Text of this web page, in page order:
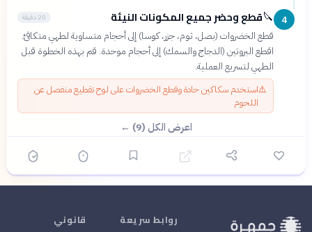
4
🔪قطع وحضر جميع المكونات النيئة 20 دقيقة
قطع الخضروات (بصل، ثوم، جزر، كوسا) إلى أحجام متساوية لطهي متكافئ.
اقطع البروتين (الدجاج والسمك) إلى أحجام موحدة. قم بهذه الخطوة قبل
الطهي لتسريع العملية.
⚠️استخدم سكاكين حادة وقطع الخضروات على لوح تقطيع منفصل عن
اللحوم
اعرض الكل (9) ←
روابط سريعة قانوني